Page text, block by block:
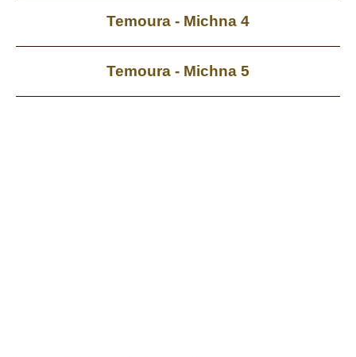
Temoura - Michna 4
Temoura - Michna 5